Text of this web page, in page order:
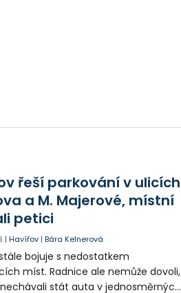
řeší parkování v ulicích
a M. Majerové, místní
petici
|Havířov |Bára Kelnerová
bojuje s nedostatkem
míst. Radnice ale nemůže dovoli,
stát auta v jednosměrných